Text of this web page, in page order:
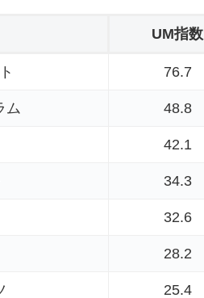
UM指数
76.7
ム 48.8
42.1
34.3
32.6
28.2
25.4